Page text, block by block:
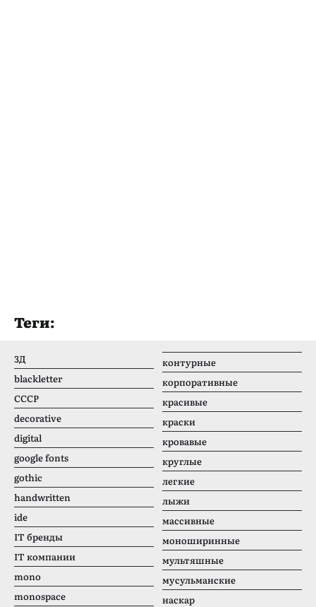
Теги:
3Д
blackletter
CCCР
decorative
digital
google fonts
gothic
handwritten
ide
IT бренды
IT компании
mono
monospace
контурные
корпоративные
красивые
краски
кровавые
круглые
легкие
лыжи
массивные
моноширинные
мультяшные
мусульманские
наскар